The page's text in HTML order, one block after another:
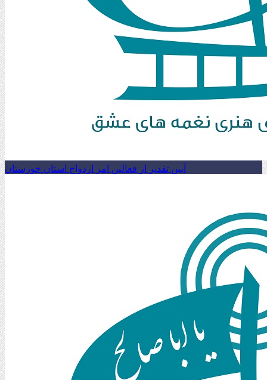
آیین تقدیر از فعالین امر ازدواج استان خوزستان